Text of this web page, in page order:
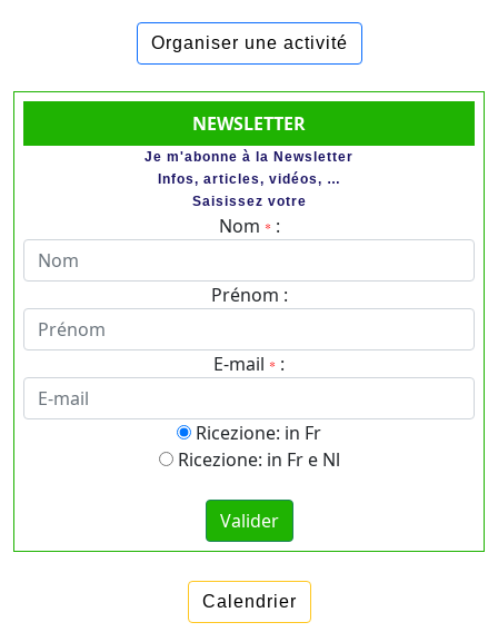
Organiser une activité
NEWSLETTER
Je m'abonne à la Newsletter
Infos, articles, vidéos, …
Saisissez votre
Nom * :
Prénom :
E-mail * :
Ricezione: in Fr
Ricezione: in Fr e Nl
Calendrier